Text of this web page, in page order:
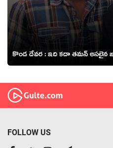
కొండ దేవర : ఇది కదా తమన్ అసలైన
FOLLOW US